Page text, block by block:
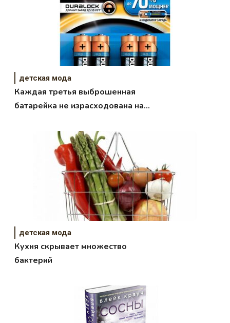
детская мода
Каждая третья выброшенная
батарейка не израсходована на
детская мода
Кухня скрывает множество
бактерий